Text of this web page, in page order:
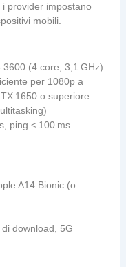
provider impostano
mobili.
3600 (4 core, 3,1 GHz)
per 1080p a
1650 o superiore
ping < 100 ms
A14 Bionic (o
download, 5G